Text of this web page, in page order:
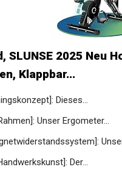
SLUNSE 2025 Neu
Klappbar...
Dieses...
Unser Ergometer...
Der...